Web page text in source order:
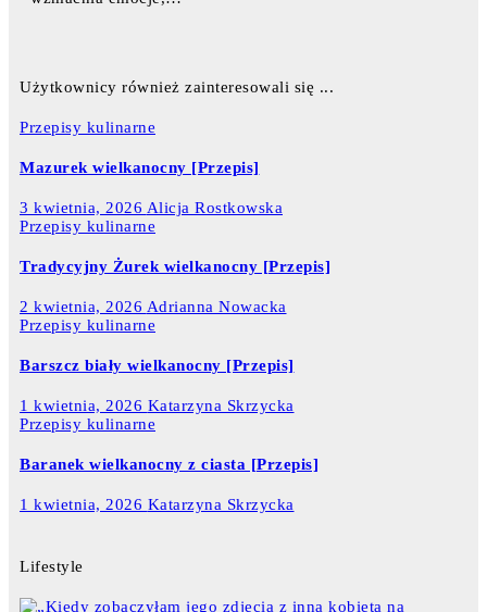
Użytkownicy również zainteresowali się ...
Przepisy kulinarne
Mazurek wielkanocny [Przepis]
3 kwietnia, 2026 Alicja Rostkowska
Przepisy kulinarne
Tradycyjny Żurek wielkanocny [Przepis]
2 kwietnia, 2026 Adrianna Nowacka
Przepisy kulinarne
Barszcz biały wielkanocny [Przepis]
1 kwietnia, 2026 Katarzyna Skrzycka
Przepisy kulinarne
Baranek wielkanocny z ciasta [Przepis]
1 kwietnia, 2026 Katarzyna Skrzycka
Lifestyle